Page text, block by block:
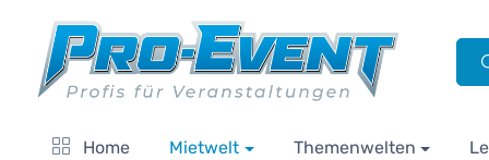
Home Mietwelt Themenwelten